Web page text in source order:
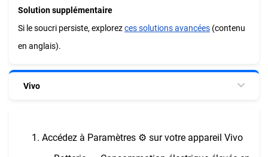
Solution supplémentaire
Si le soucri persiste, explorezces solutions avancées (contenu
en anglais).
Vivo
Accédez à Paramètres ⚙︎ sur votre appareil Vivo